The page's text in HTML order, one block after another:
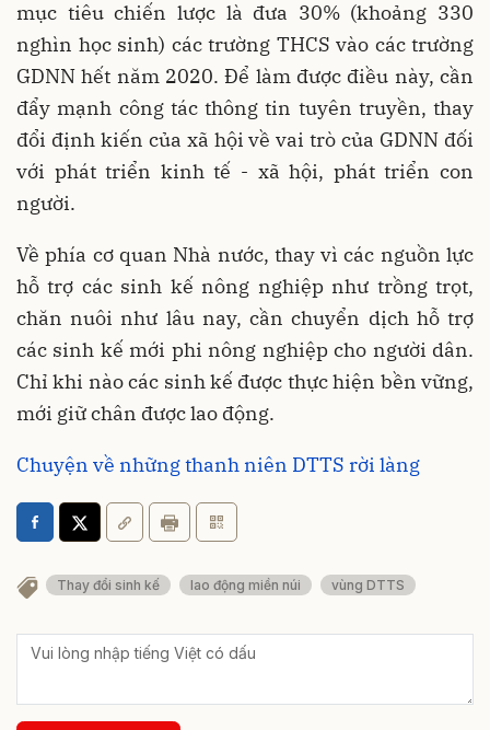
mục tiêu chiến lược là đưa 30% (khoảng 330
nghìn học sinh) các trường THCS vào các trường
GDNN hết năm 2020. Để làm được điều này, cần
đẩy mạnh công tác thông tin tuyên truyền, thay
đổi định kiến của xã hội về vai trò của GDNN đối
với phát triển kinh tế - xã hội, phát triển con
người.
Về phía cơ quan Nhà nước, thay vì các nguồn lực
hỗ trợ các sinh kế nông nghiệp như trồng trọt,
chăn nuôi như lâu nay, cần chuyển dịch hỗ trợ
các sinh kế mới phi nông nghiệp cho người dân.
Chỉ khi nào các sinh kế được thực hiện bền vững,
mới giữ chân được lao động.
Chuyện về những thanh niên DTTS rời làng
Thay đổi sinh kế lao động miền núi vùng DTTS